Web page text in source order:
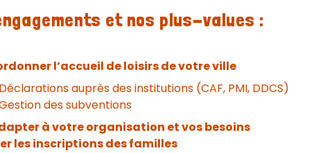
et nos plus-values :
l’accueil de loisirs de votre ville
Déclarations auprès des institutions (CAF, PMI, DDCS)
des subventions
à votre organisation et vos besoins
les inscriptions des familles